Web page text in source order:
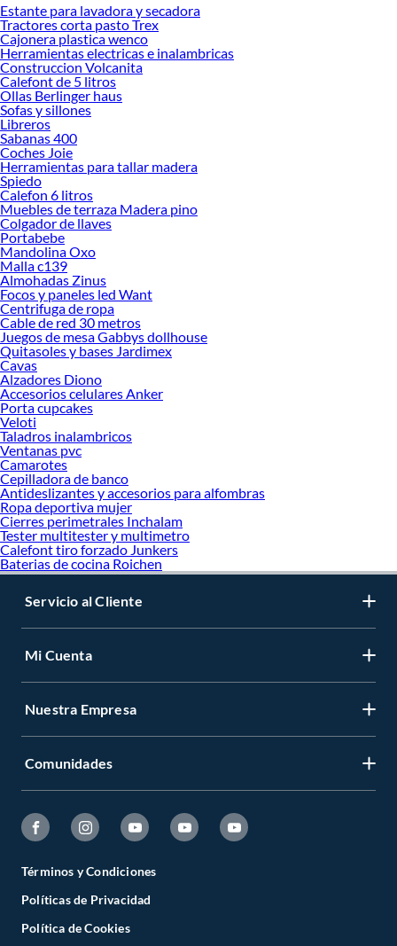
Desde remodelaciones hasta proyectos de decoración, estamos aquí para hacer
tus ideas realidad. ¡Visítanos y encuentra todo lo que tenemos para ofrecerte en
Estantes Infantiles!
Explora la variedad de productos de Estantes Infantiles en Sodimac
Herramientas, materiales y accesorios de calidad para tus proyectos y
renovación de espacios. ¡Visítanos y descubre todo lo que tenemos para
ofrecerte!
Encuentra una amplia variedad de productos de Estantes Infantiles en Sodimac.
Encuentra todo lo necesario para tus proyectos de renovación y decoración.
¡Visítanos y haz tus ideas realidad!
Estante para lavadora y secadora
Tractores corta pasto Trex
Cajonera plastica wenco
Herramientas electricas e inalambricas
Construccion Volcanita
Calefont de 5 litros
Ollas Berlinger haus
Sofas y sillones
Libreros
Sabanas 400
Coches Joie
Herramientas para tallar madera
Spiedo
Calefon 6 litros
Muebles de terraza Madera pino
Colgador de llaves
Portabebe
Mandolina Oxo
Malla c139
Almohadas Zinus
Focos y paneles led Want
Centrifuga de ropa
Cable de red 30 metros
Juegos de mesa Gabbys dollhouse
Quitasoles y bases Jardimex
Cavas
Alzadores Diono
Accesorios celulares Anker
Porta cupcakes
Veloti
Taladros inalambricos
Ventanas pvc
Camarotes
Cepilladora de banco
Antideslizantes y accesorios para alfombras
Ropa deportiva mujer
Cierres perimetrales Inchalam
Tester multitester y multimetro
Calefont tiro forzado Junkers
Baterias de cocina Roichen
Servicio al Cliente
Mi Cuenta
Nuestra Empresa
Comunidades
Términos y Condiciones
Políticas de Privacidad
Política de Cookies